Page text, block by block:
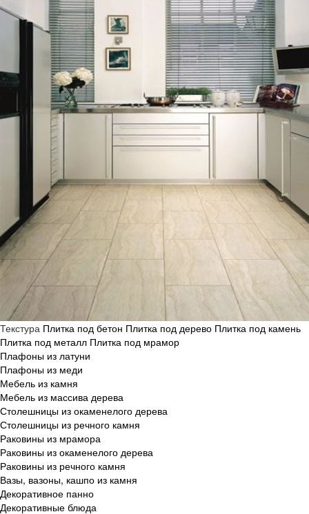
Текстура Плитка под бетон Плитка под дерево Плитка под камень
Плитка под металл Плитка под мрамор
Плафоны из латуни
Плафоны из меди
Мебель из камня
Мебель из массива дерева
Столешницы из окаменелого дерева
Столешницы из речного камня
Раковины из мрамора
Раковины из окаменелого дерева
Раковины из речного камня
Вазы, вазоны, кашпо из камня
Декоративное панно
Декоративные блюда